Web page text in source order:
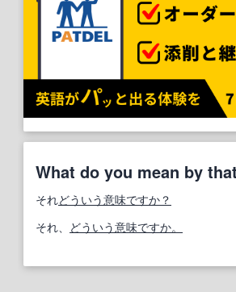
What do you mean by
それどういう意味ですか？
それ、 どういう意味ですか。